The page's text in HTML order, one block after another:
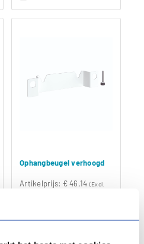
Ophangbeugel verhoogd
Artikelprijs: € 46,14 (Excl.